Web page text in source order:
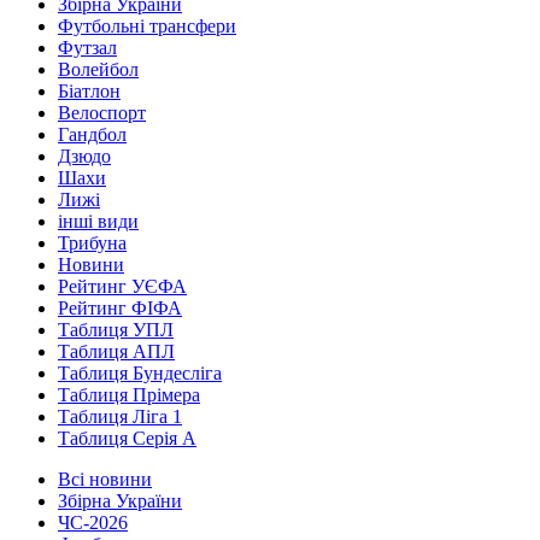
Збірна України
Футбольні трансфери
Футзал
Волейбол
Біатлон
Велоспорт
Гандбол
Дзюдо
Шахи
Лижі
інші види
Трибуна
Новини
Рейтинг УЄФА
Рейтинг ФІФА
Таблиця УПЛ
Таблиця АПЛ
Таблиця Бундесліга
Таблиця Прімера
Таблиця Ліга 1
Таблиця Серія А
Всі новини
Збірна України
ЧС-2026